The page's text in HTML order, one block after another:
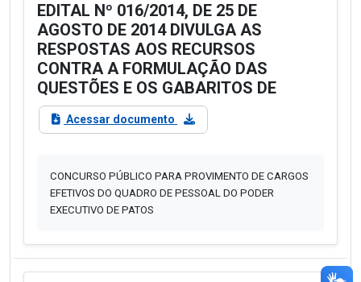
EDITAL Nº 016/2014, DE 25 DE
AGOSTO DE 2014 DIVULGA AS
RESPOSTAS AOS RECURSOS
CONTRA A FORMULAÇÃO DAS
QUESTÕES E OS GABARITOS DE
Acessar documento
CONCURSO PÚBLICO PARA PROVIMENTO DE CARGOS
EFETIVOS DO QUADRO DE PESSOAL DO PODER
EXECUTIVO DE PATOS